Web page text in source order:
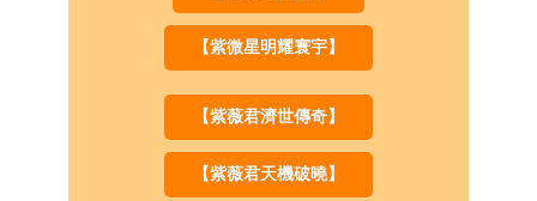
【紫微星明耀寰宇】
【紫薇君濟世傳奇】
【紫薇君天機破曉】